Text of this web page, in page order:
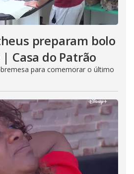
preparam bolo
Casa do Patrão
para comemorar o último